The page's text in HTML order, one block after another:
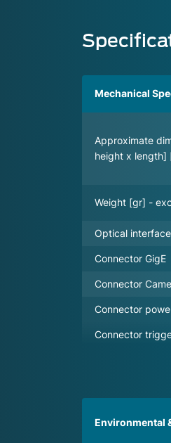
Mechanical
Approximate
height x length]
Weight [gr] -
Optical interface
Connector GigE
Connector
Connector
Connector
Environmental